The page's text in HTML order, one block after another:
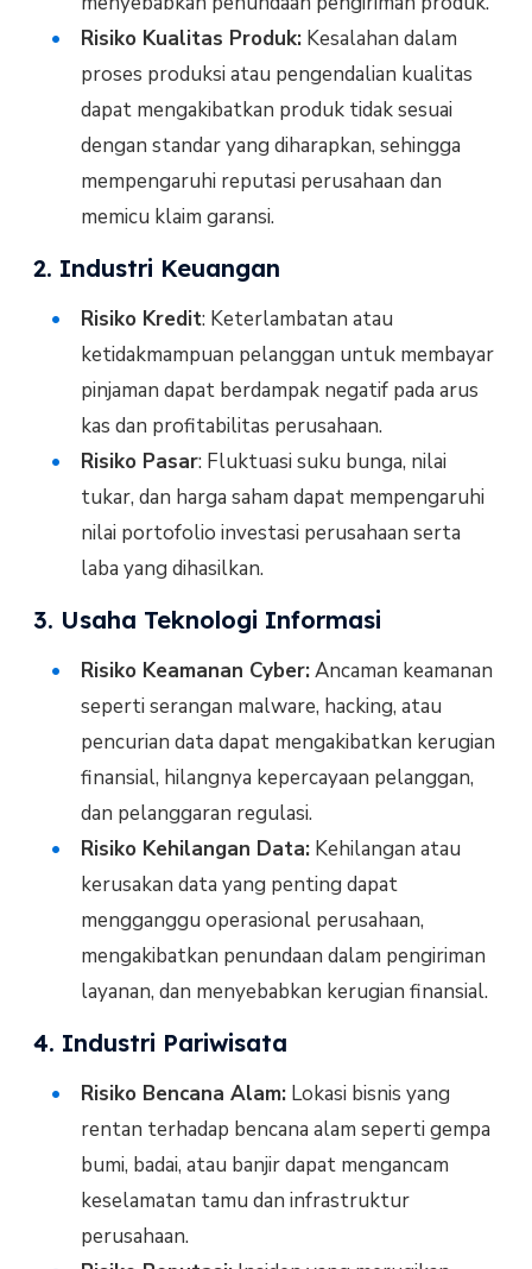
Risiko Kualitas Produk:Kesalahan dalam
proses produksi atau pengendalian kualitas
dapat mengakibatkan produk tidak sesuai
dengan standar yang diharapkan, sehingga
mempengaruhi reputasi perusahaan dan
memicu klaim garansi.
2. Industri Keuangan
Risiko Kredit: Keterlambatan atau
ketidakmampuan pelanggan untuk membayar
pinjaman dapat berdampak negatif pada arus
kas dan profitabilitas perusahaan.
Risiko Pasar: Fluktuasi suku bunga, nilai
tukar, dan harga saham dapat mempengaruhi
nilai portofolio investasi perusahaan serta
laba yang dihasilkan.
3. Usaha Teknologi Informasi
Risiko Keamanan Cyber:Ancaman keamanan
seperti serangan malware, hacking, atau
pencurian data dapat mengakibatkan kerugian
finansial, hilangnya kepercayaan pelanggan,
dan pelanggaran regulasi.
Risiko Kehilangan Data:Kehilangan atau
kerusakan data yang penting dapat
mengganggu operasional perusahaan,
mengakibatkan penundaan dalam pengiriman
layanan, dan menyebabkan kerugian finansial.
4. Industri Pariwisata
Risiko Bencana Alam:Lokasi bisnis yang
rentan terhadap bencana alam seperti gempa
bumi, badai, atau banjir dapat mengancam
keselamatan tamu dan infrastruktur
perusahaan.